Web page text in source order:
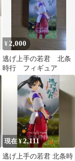
¥2,000
逃げ上手の若君 北条
時行 フィギュア
現在 ¥2,111
逃げ上手の若君 北条時